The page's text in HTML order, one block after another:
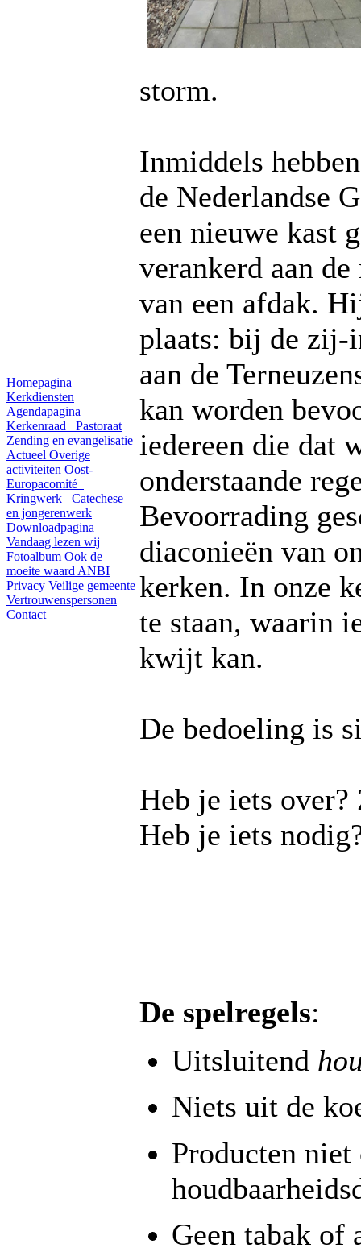
Homepagina
Kerkdiensten
Agendapagina
Kerkenraad
Pastoraat
Zending en evangelisatie
Actueel Overige
activiteiten Oost-
Europacomité
Kringwerk
Catechese
en jongerenwerk
Downloadpagina
Vandaag lezen wij
Fotoalbum Ook de
moeite waard ANBI
Privacy Veilige gemeente
Vertrouwenspersonen
Contact
storm.
Inmiddels
de Nederlandse
een nieuwe kast
verankerd aan
van een afdak.
plaats: bij de zij-
aan de
kan worden
iedereen die dat
onderstaande
Bevoorrading
diaconieën van
kerken. In onze
te staan, waarin
kwijt kan.
De bedoeling is
Heb je iets over?
Heb je iets
De spelregels:
Uitsluitend
Niets uit de
Producten niet
Geen tabak of